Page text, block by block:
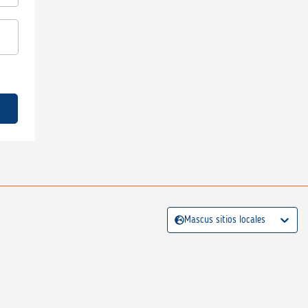
Mascus sitios locales